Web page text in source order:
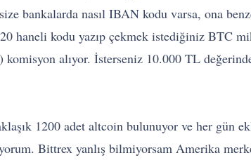
bankalarda nasıl IBAN kodu varsa, ona
20 haneli kodu yazıp çekmek istediğiniz BTC
alıyor. İsterseniz 10.000 TL
1200 adet altcoin bulunuyor ve her gün
Bittrex yanlış bilmiyorsam Amerika